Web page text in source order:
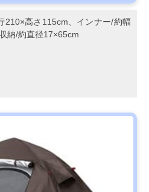
210×高さ115cm、インナー/約幅
納/約直径17×65cm